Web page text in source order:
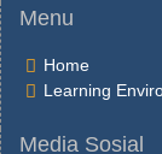
Menu
Home
Learning
Media Sosial